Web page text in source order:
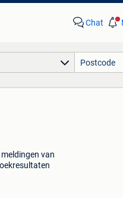
Chat
van